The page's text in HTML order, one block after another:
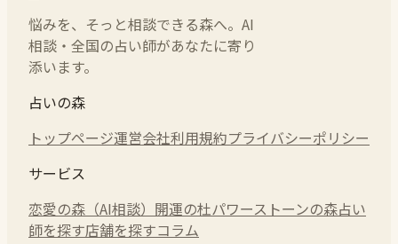
悩みを、そっと相談できる森へ。AI
相談・全国の占い師があなたに寄り
添います。
占いの森
トップページ運営会社利用規約プライバシーポリシー
サービス
恋愛の森（AI相談） 開運の杜パワーストーンの森占い
師を探す店舗を探すコラム